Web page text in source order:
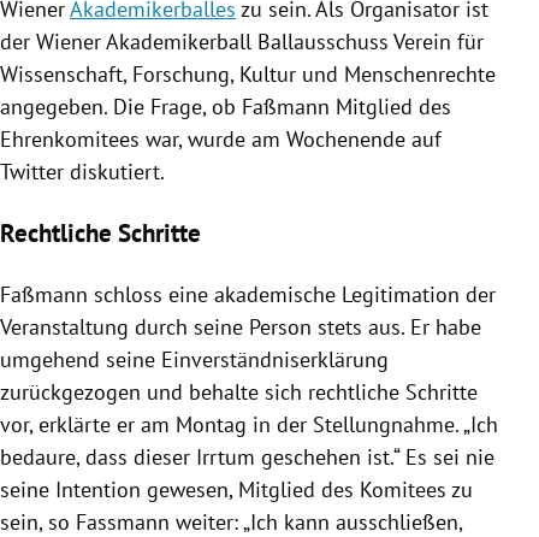
WienerAkademikerballes zu sein. Als Organisator ist
der WienerAkademikerball Ballausschuss Verein für
Wissenschaft, Forschung, Kultur und Menschenrechte
angegeben. Die Frage, ob Faßmann Mitglied des
Ehrenkomitees war, wurde am Wochenende auf
Twitter diskutiert.
Rechtliche Schritte
Faßmann schloss eine akademische Legitimation der
Veranstaltung durch seine Person stets aus. Er habe
umgehend seine Einverständniserklärung
zurückgezogen und behalte sich rechtliche Schritte
vor, erklärte er am Montag in der Stellungnahme. „Ich
bedaure, dass dieser Irrtum geschehen ist.“ Es sei nie
seine Intention gewesen, Mitglied des Komitees zu
sein, so Fassmann weiter: „Ich kann ausschließen,